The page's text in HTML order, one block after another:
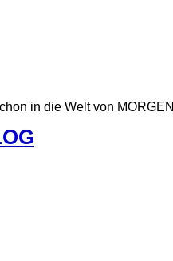
in die Welt von MORGEN